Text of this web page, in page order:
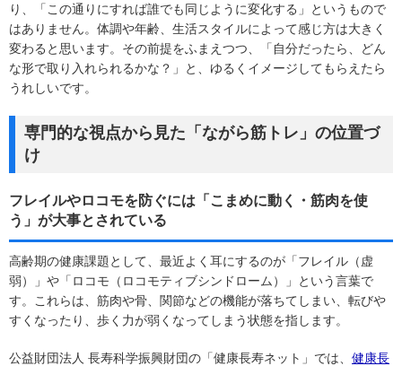
り、「この通りにすれば誰でも同じように変化する」というもので
はありません。体調や年齢、生活スタイルによって感じ方は大きく
変わると思います。その前提をふまえつつ、「自分だったら、どん
な形で取り入れられるかな？」と、ゆるくイメージしてもらえたら
うれしいです。
専門的な視点から見た「ながら筋トレ」の位置づ
け
フレイルやロコモを防ぐには「こまめに動く・筋肉を使
う」が大事とされている
高齢期の健康課題として、最近よく耳にするのが「フレイル（虚
弱）」や「ロコモ（ロコモティブシンドローム）」という言葉で
す。これらは、筋肉や骨、関節などの機能が落ちてしまい、転びや
すくなったり、歩く力が弱くなってしまう状態を指します。
公益財団法人 長寿科学振興財団の「健康長寿ネット」では、 健康長